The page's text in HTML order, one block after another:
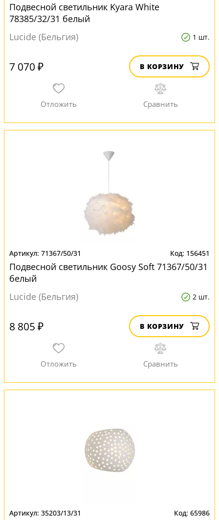
Подвесной светильник Kyara White
78385/32/31 белый
Lucide (Бельгия)
1 шт.
7 070 ₽ В КОРЗИНУ
71367/50/31 156451
Подвесной светильник Goosy Soft 71367/50/31
белый
Lucide (Бельгия)
2 шт.
8 805 ₽ В КОРЗИНУ
35203/13/31 65986